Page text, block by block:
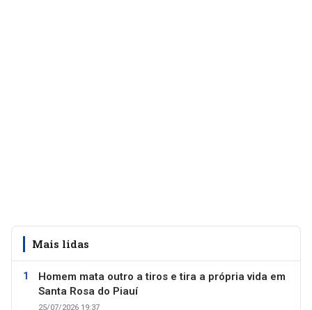
Mais lidas
Homem mata outro a tiros e tira a própria vida em
Santa Rosa do Piauí
25/07/2026 19:37